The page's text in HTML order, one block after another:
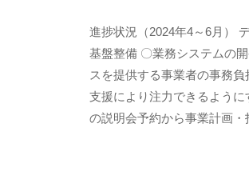
進捗状況（2024年4～6月）
基盤整備 〇業務システムの
スを提供する事業者の事務
支援により注力できるよう
の説明会予約から事業計画・